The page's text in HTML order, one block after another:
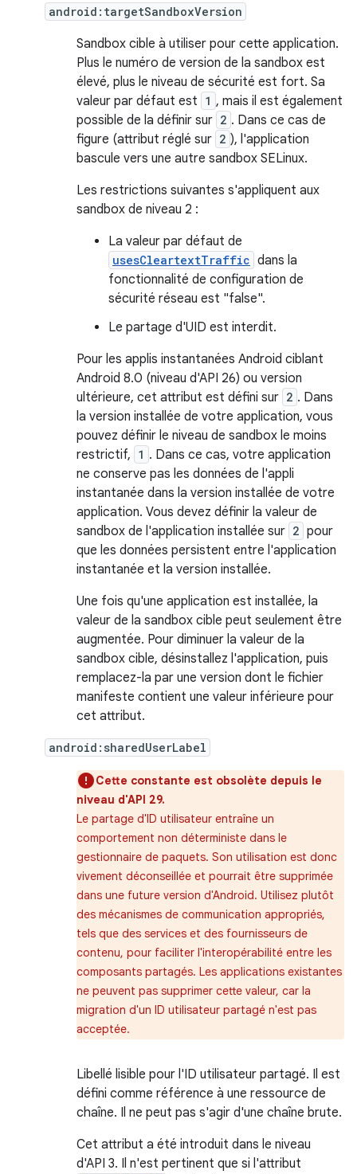
android:targetSandboxVersion
Sandbox cible à utiliser pour cette application.
Plus le numéro de version de la sandbox est
élevé, plus le niveau de sécurité est fort. Sa
valeur par défaut est 1 , mais il est également
possible de la définir sur 2 . Dans ce cas de
figure (attribut réglé sur 2 ), l'application
bascule vers une autre sandbox SELinux.
Les restrictions suivantes s'appliquent aux
sandbox de niveau 2 :
La valeur par défaut de
usesCleartextTraffic dans la
fonctionnalité de configuration de
sécurité réseau est "false".
Le partage d'UID est interdit.
Pour les applis instantanées Android ciblant
Android 8.0 (niveau d'API 26) ou version
ultérieure, cet attribut est défini sur 2 . Dans
la version installée de votre application, vous
pouvez définir le niveau de sandbox le moins
restrictif, 1 . Dans ce cas, votre application
ne conserve pas les données de l'appli
instantanée dans la version installée de votre
application. Vous devez définir la valeur de
sandbox de l'application installée sur 2 pour
que les données persistent entre l'application
instantanée et la version installée.
Une fois qu'une application est installée, la
valeur de la sandbox cible peut seulement être
augmentée. Pour diminuer la valeur de la
sandbox cible, désinstallez l'application, puis
remplacez-la par une version dont le fichier
manifeste contient une valeur inférieure pour
cet attribut.
android:sharedUserLabel
Cette constante est obsolète depuis le
niveau d'API 29.
Le partage d'ID utilisateur entraîne un
comportement non déterministe dans le
gestionnaire de paquets. Son utilisation est donc
vivement déconseillée et pourrait être supprimée
dans une future version d'Android. Utilisez plutôt
des mécanismes de communication appropriés,
tels que des services et des fournisseurs de
contenu, pour faciliter l'interopérabilité entre les
composants partagés. Les applications existantes
ne peuvent pas supprimer cette valeur, car la
migration d'un ID utilisateur partagé n'est pas
acceptée.
Libellé lisible pour l'ID utilisateur partagé. Il est
défini comme référence à une ressource de
chaîne. Il ne peut pas s'agir d'une chaîne brute.
Cet attribut a été introduit dans le niveau
d'API 3. Il n'est pertinent que si l'attribut